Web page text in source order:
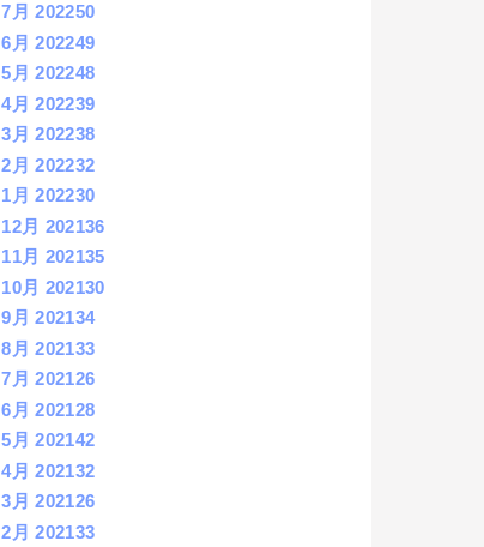
7月 202250
6月 202249
5月 202248
4月 202239
3月 202238
2月 202232
1月 202230
12月 202136
11月 202135
10月 202130
9月 202134
8月 202133
7月 202126
6月 202128
5月 202142
4月 202132
3月 202126
2月 202133